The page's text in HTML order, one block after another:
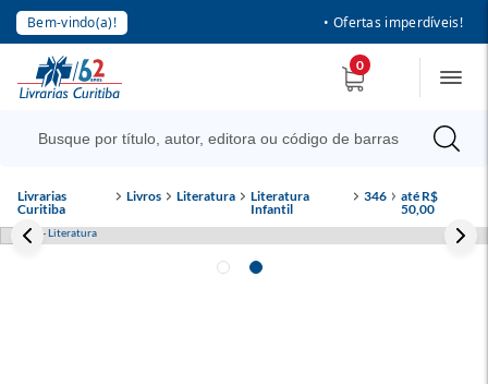
Bem-vindo(a)! • Ofertas imperdíveis!
0
Livrarias
Curitiba
Livros Literatura
Literatura
Infantil
346
até R$
50,00